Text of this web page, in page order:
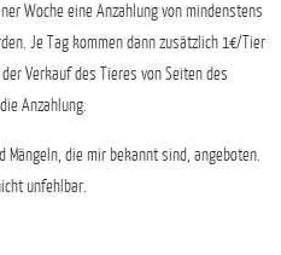
Woche eine Anzahlung von mindenstens
Je Tag kommen dann zusätzlich 1€/Tier
Verkauf des Tieres von Seiten des
Anzahlung.
Mängeln, die mir bekannt sind, angeboten.
unfehlbar.